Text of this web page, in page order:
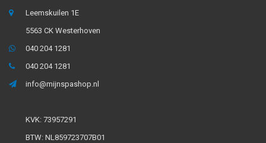
Leemskuilen 1E
5563 CK Westerhoven
040 204 1281
040 204 1281
info@mijnspashop.nl
KVK: 73957291
BTW: NL859723707B01